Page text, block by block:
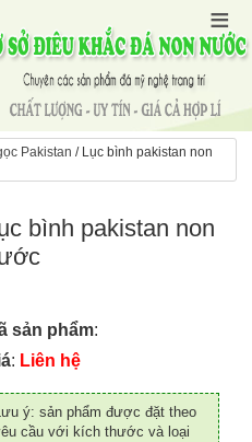
Pakistan / Lục bình pakistan non
bình pakistan non
sản phẩm:
: Liên hệ
ý: sản phẩm được đặt theo
cầu với kích thước và loại